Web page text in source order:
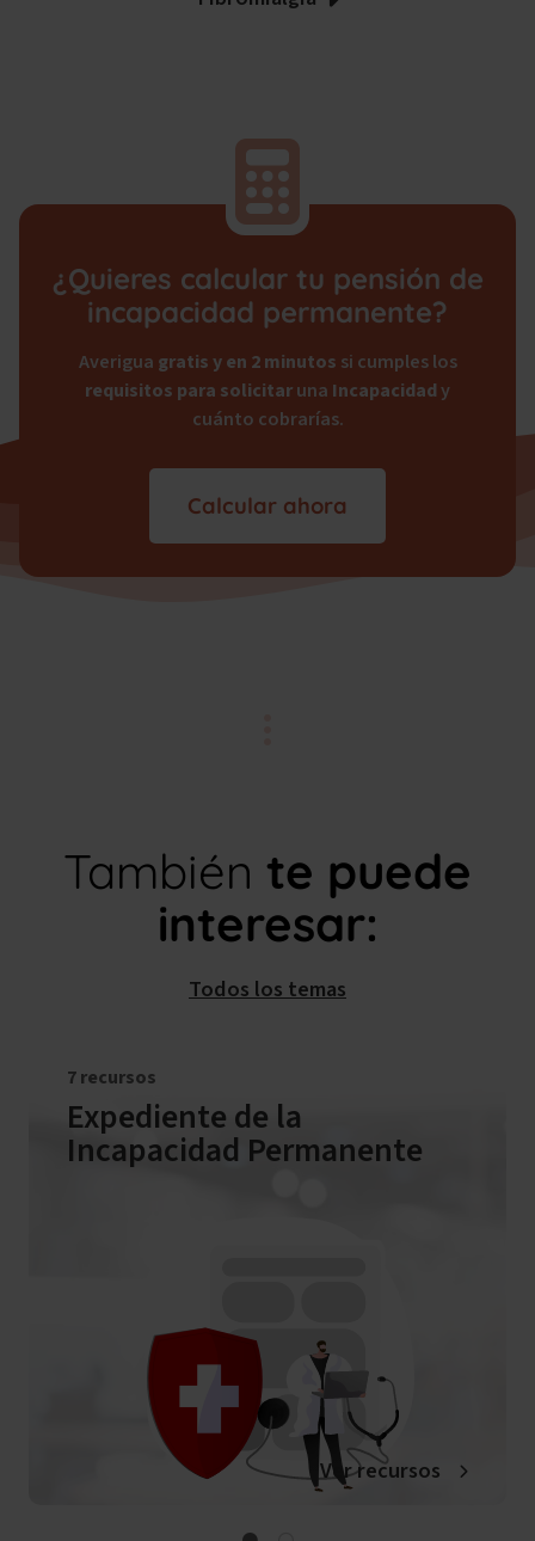
¿Quieres calcular tu pensión de
incapacidad permanente?
Averigua gratis y en 2 minutos si cumples los
requisitos para solicitaruna Incapacidady
cuánto cobrarías.
Calcular ahora
También te puede
interesar:
Todos los temas
7 recursos
Expediente de la
Incapacidad Permanente
Ver recursos